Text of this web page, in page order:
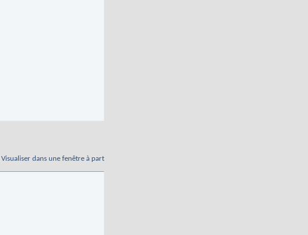
Visualiser dans une fenêtre à part